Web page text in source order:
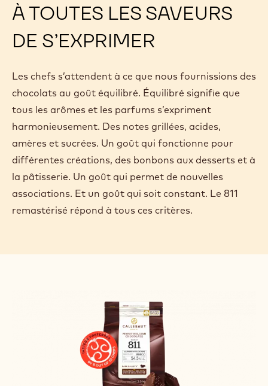
À TOUTES LES SAVEURS
DE S’EXPRIMER
Les chefs s’attendent à ce que nous fournissions des
chocolats au goût équilibré. Équilibré signifie que
tous les arômes et les parfums s’expriment
harmonieusement. Des notes grillées, acides,
amères et sucrées. Un goût qui fonctionne pour
différentes créations, des bonbons aux desserts et à
la pâtisserie. Un goût qui permet de nouvelles
associations. Et un goût qui soit constant. Le 811
remastérisé répond à tous ces critères.